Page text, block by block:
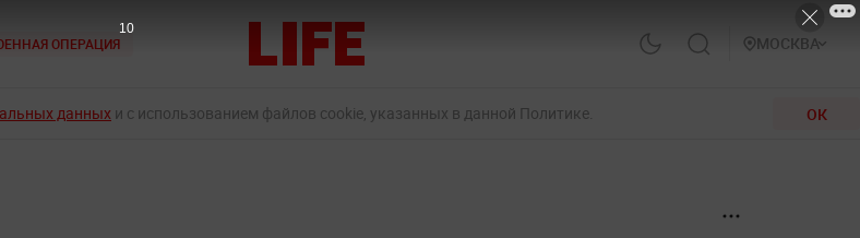
ОПЕРАЦИЯ МОСКВА
данных и с использованием файлов cookie, указанных в данной Политике. ОК
9